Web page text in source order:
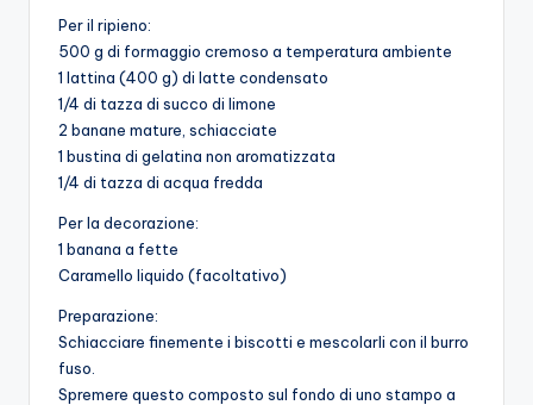
Per il ripieno:
500 g di formaggio cremoso a temperatura ambiente
1 lattina (400 g) di latte condensato
1/4 di tazza di succo di limone
2 banane mature, schiacciate
1 bustina di gelatina non aromatizzata
1/4 di tazza di acqua fredda
Per la decorazione:
1 banana a fette
Caramello liquido (facoltativo)
Preparazione:
Schiacciare finemente i biscotti e mescolarli con il burro
fuso.
Spremere questo composto sul fondo di uno stampo a